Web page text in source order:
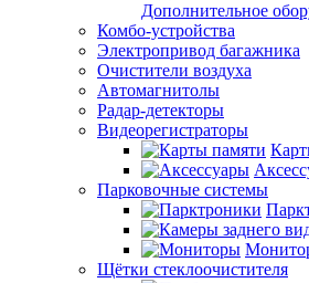
Дополнительное
Комбо-устройства
Электропривод багажника
Очистители воздуха
Автомагнитолы
Радар-детекторы
Видеорегистраторы
Парковочные системы
Щётки стеклоочистителя